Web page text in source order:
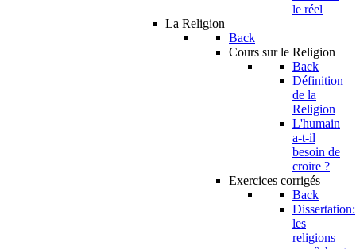
le réel
La Religion
Back
Cours sur le Religion
Back
Définition
de la
Religion
L'humain
a-t-il
besoin de
croire ?
Exercices corrigés
Back
Dissertation:
les
religions